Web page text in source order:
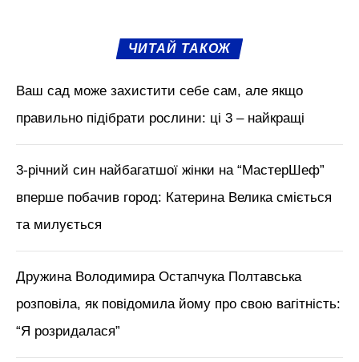
ЧИТАЙ ТАКОЖ
Ваш сад може захистити себе сам, але якщо
правильно підібрати рослини: ці 3 – найкращі
3-річний син найбагатшої жінки на “МастерШеф”
вперше побачив город: Катерина Велика сміється
та милується
Дружина Володимира Остапчука Полтавська
розповіла, як повідомила йому про свою вагітність:
“Я розридалася”